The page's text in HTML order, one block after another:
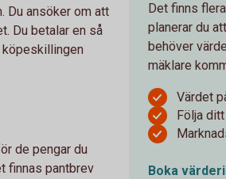
Du ansöker om att
Du betalar en så
de pengar du
finnas pantbrev
Det finns
planerar du
behöver
mäklare
Värdet
Följa
Boka